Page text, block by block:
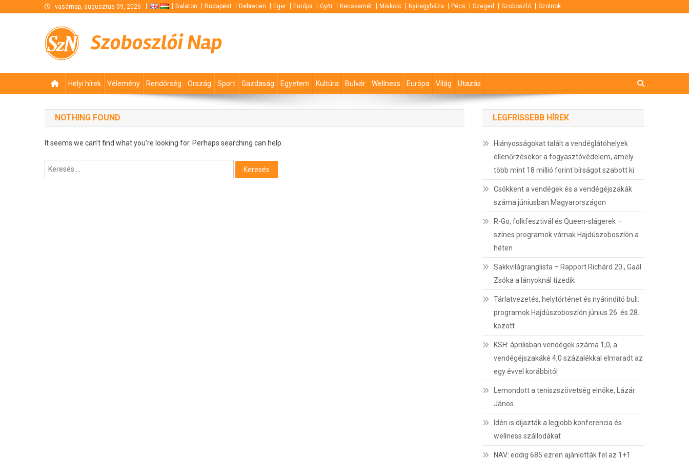
vasárnap, augusztus 09, 2026 Balaton Budapest Debrecen Eger Európa Győr Kecskemét Miskolc Nyíregyháza Pécs Szeged Szoboszló Szolnok
Szoboszlói Nap
Helyi hírek Vélemény Rendőrség Ország Sport Gazdaság Egyetem Kultúra Bulvár Wellness Európa Világ Utazás
NOTHING FOUND
It seems we can’t find what you’re looking for. Perhaps searching can help.
Keresés:
LEGFRISSEBB HÍREK
Hiányosságokat talált a vendéglátóhelyek
ellenőrzésekor a fogyasztóvédelem, amely
több mint 18 millió forint bírságot szabott ki
Csökkent a vendégek és a vendégéjszakák
száma júniusban Magyarországon
R-Go, folkfesztivál és Queen-slágerek –
színes programok várnak Hajdúszoboszlón a
héten
Sakkvilágranglista – Rapport Richárd 20., Gaál
Zsóka a lányoknál tizedik
Tárlatvezetés, helytörténet és nyárindító buli:
programok Hajdúszoboszlón június 26. és 28.
között
KSH: áprilisban vendégek száma 1,0, a
vendégéjszakáké 4,0 százalékkal elmaradt az
egy évvel korábbitól
Lemondott a teniszszövetség elnöke, Lázár
János
Idén is díjazták a legjobb konferencia és
wellness szállodákat
NAV: eddig 685 ezren ajánlották fel az 1+1